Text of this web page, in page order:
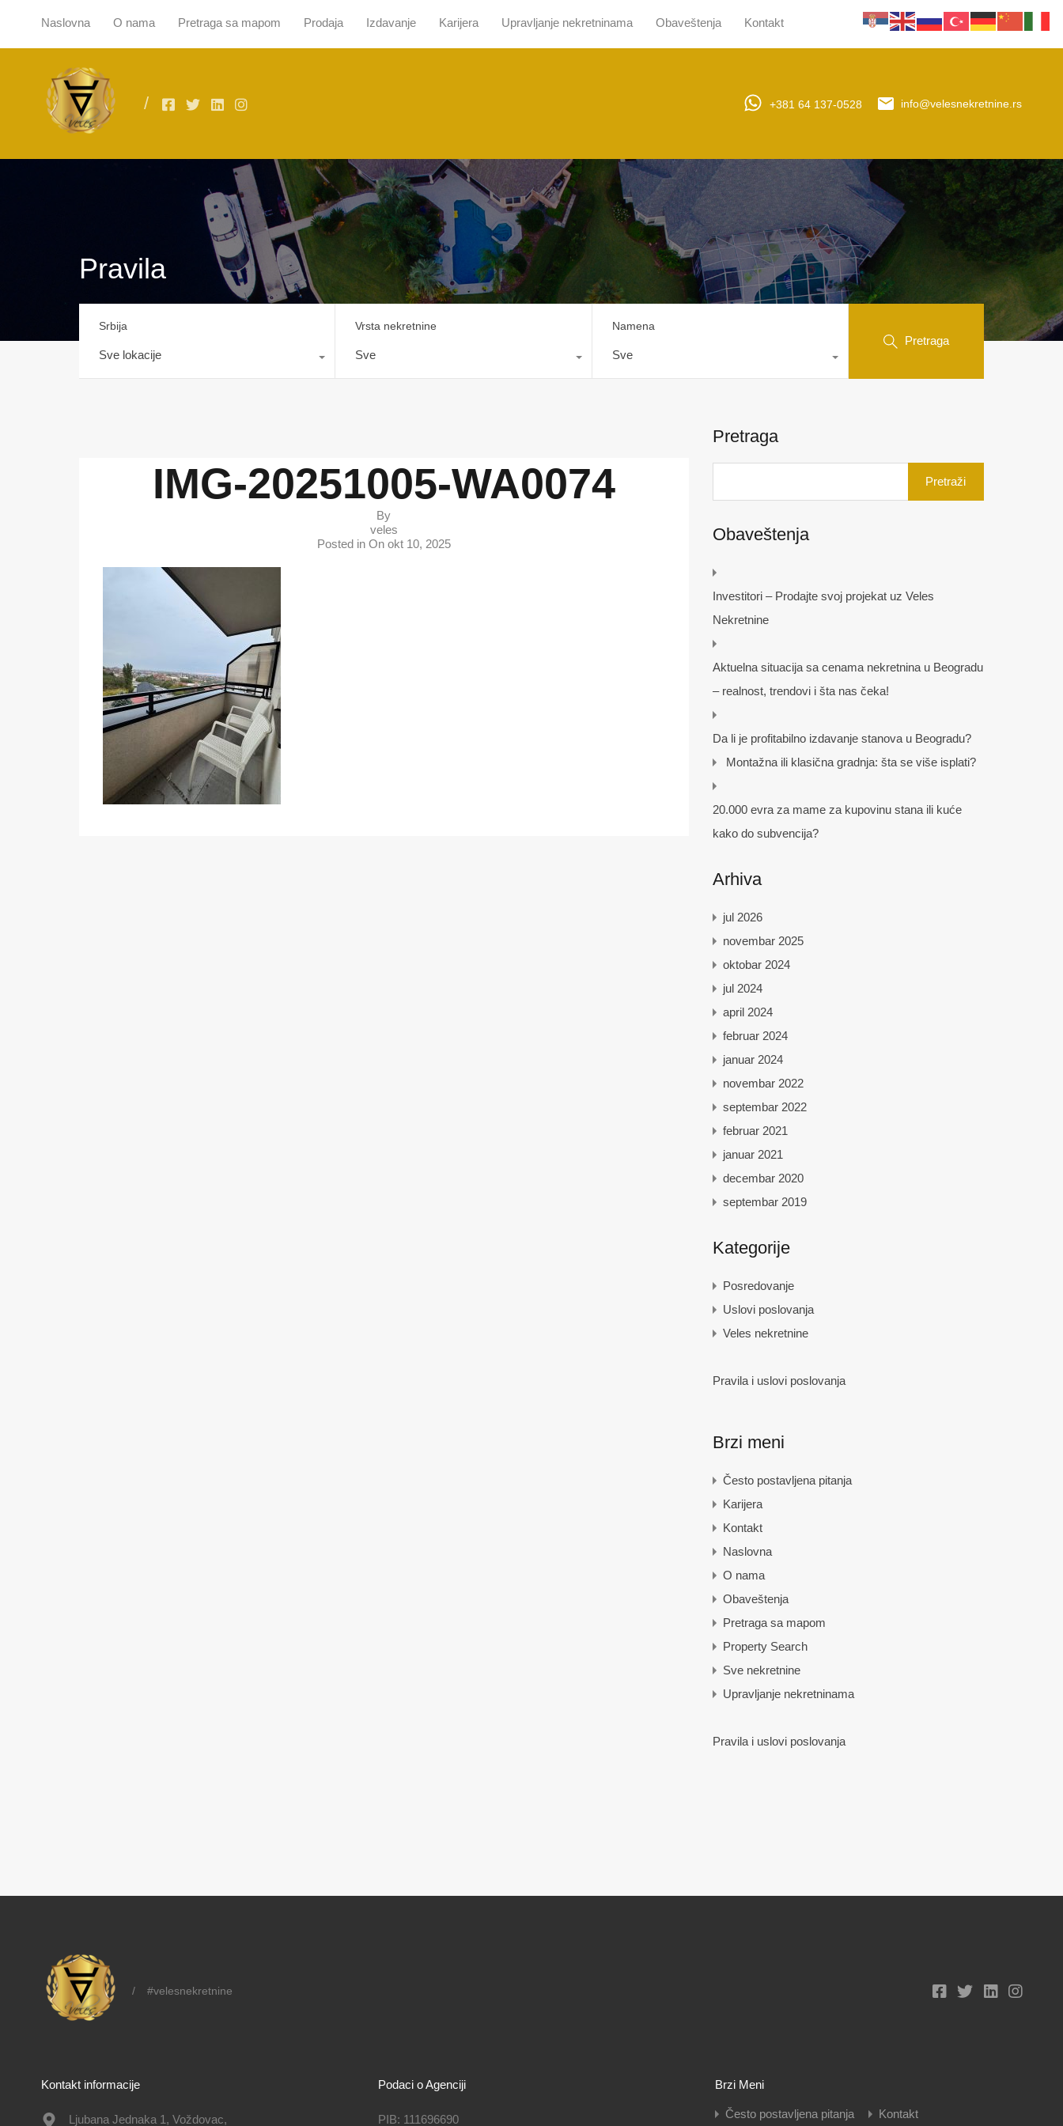
Naslovna O nama Pretraga sa mapom Prodaja Izdavanje Karijera Upravljanje nekretninama Obaveštenja Kontakt
Naslovna O nama Pretraga sa mapom Prodaja Izdavanje Karijera Upravljanje nekretninama Obaveštenja Kontakt
+381 64 137-0528 info@velesnekretnine.rs
Pravila
Srbija
Sve lokacije
Vrsta nekretnine
Sve
Namena
Sve
Pretraga
IMG-20251005-WA0074
By
veles
Posted in On okt 10, 2025
Pretraga
Obaveštenja
Investitori – Prodajte svoj projekat uz Veles
Nekretnine
Aktuelna situacija sa cenama nekretnina u Beogradu
– realnost, trendovi i šta nas čeka!
Da li je profitabilno izdavanje stanova u Beogradu?
Montažna ili klasična gradnja: šta se više isplati?
20.000 evra za mame za kupovinu stana ili kuće
kako do subvencija?
Arhiva
jul 2026
novembar 2025
oktobar 2024
jul 2024
april 2024
februar 2024
januar 2024
novembar 2022
septembar 2022
februar 2021
januar 2021
decembar 2020
septembar 2019
Kategorije
Posredovanje
Uslovi poslovanja
Veles nekretnine
Pravila i uslovi poslovanja
Brzi meni
Često postavljena pitanja
Karijera
Kontakt
Naslovna
O nama
Obaveštenja
Pretraga sa mapom
Property Search
Sve nekretnine
Upravljanje nekretninama
Pravila i uslovi poslovanja
/ #velesnekretnine
Kontakt informacije
Ljubana Jednaka 1, Voždovac,
Podaci o Agenciji
PIB: 111696690
Brzi Meni
Često postavljena pitanja Kontakt